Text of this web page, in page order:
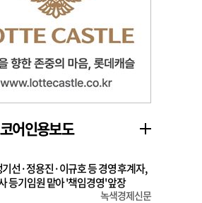
어인용보도
선·정용진·이규호 등 경영 후계자,
등기임원 맡아 '책임경영' 앞장
녹색경제신문